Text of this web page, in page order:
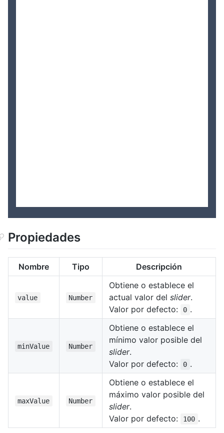
Propiedades
Nombre Tipo Descripción
value Number
Obtiene o establece el
actual valor del slider.
Valor por defecto:
0 .
minValue Number
Obtiene o establece el
mínimo valor posible del
slider.
Valor por defecto:
0 .
maxValue Number
Obtiene o establece el
máximo valor posible del
slider.
Valor por defecto:
100 .